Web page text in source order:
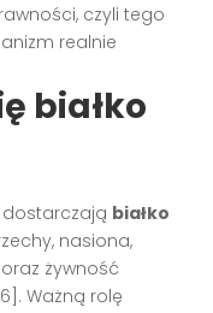
czyli tego
realnie
białko
dostarczają białko
nasiona,
żywność
Ważną rolę